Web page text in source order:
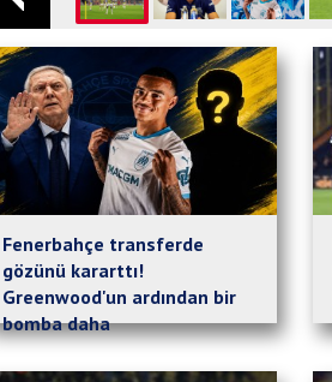
Fenerbahçe transferde
gözünü kararttı!
Greenwood'un ardından bir
bomba daha